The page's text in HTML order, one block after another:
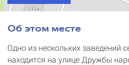
Об этом месте
Одно из нескольких заведений
находится на улице Дружбы